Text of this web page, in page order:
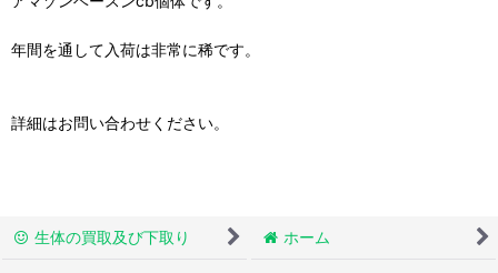
年間を通して入荷は非常に稀です。
詳細はお問い合わせください。
生体の買取及び下取り ホーム